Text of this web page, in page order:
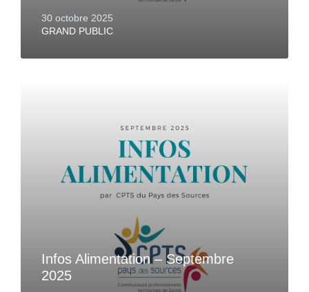
30 octobre 2025
GRAND PUBLIC
Infos Alimentation – Septembre
2025